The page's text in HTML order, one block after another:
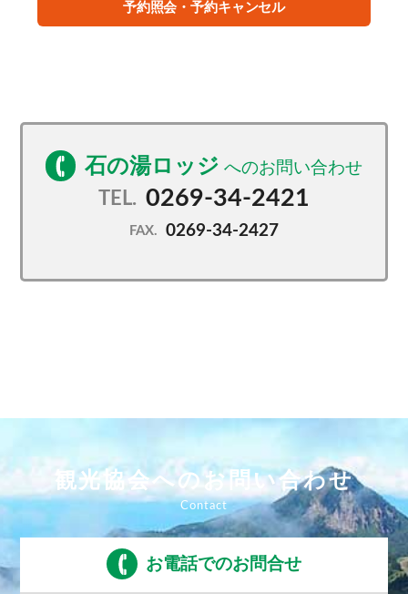
日中は白樺林の景色を、夜は星空をお楽しみいただけ
予約照会・予約キャンセル
石の湯ロッジ
TEL. 0269-34-2421
FAX. 0269-34-2427
観光協会へのお問い合わせ
お電話でのお問合せ